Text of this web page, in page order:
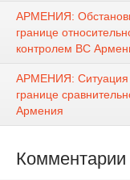
АРМЕНИЯ:
границе
контролем ВС
АРМЕНИЯ: Ситуация
границе
Армения
Комментарии